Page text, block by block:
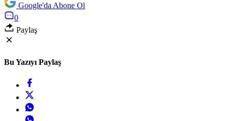
Google'da Abone Ol
0
Paylaş
Bu Yazıyı Paylaş